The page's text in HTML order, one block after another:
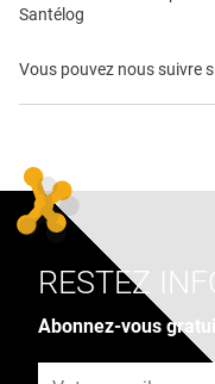
Santélog
Vous pouvez nous suivre
RESTEZ
Abonnez-vous